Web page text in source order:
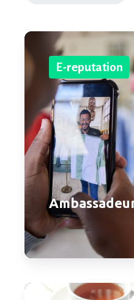
E-reputation